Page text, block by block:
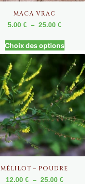
MACA VRAC
5.00 € – 25.00 €
Choix des options
MÉLILOT – POUDRE
12.00 € – 25.00 €